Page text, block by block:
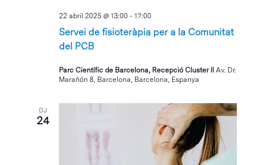
Servei de fisioteràpia per a la Comunitat
del PCB
22 abril 2025 @ 13:00 -17:00
Parc Científic de Barcelona, Recepció Cluster IIAv. Dr.
Marañón 8, Barcelona, Barcelona, Espanya
DJ
24